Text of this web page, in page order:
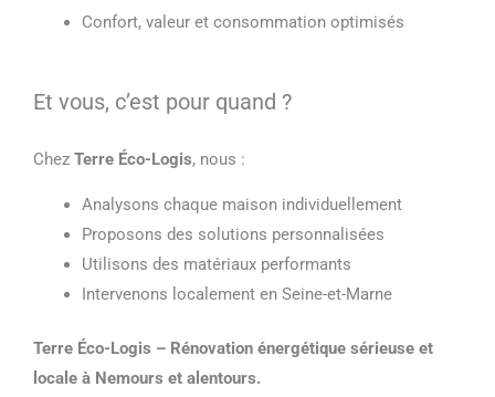
Confort, valeur et consommation optimisés
Et vous, c’est pour quand ?
Chez Terre Éco-Logis, nous :
Analysons chaque maison individuellement
Proposons des solutions personnalisées
Utilisons des matériaux performants
Intervenons localement en Seine-et-Marne
Terre Éco-Logis – Rénovation énergétique sérieuse et
locale à Nemours et alentours.